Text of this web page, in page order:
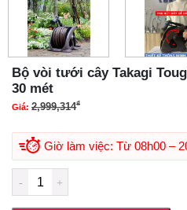
Bộ vòi tưới cây Takagi
30 mét
Giá: 2,999,314₫
Giờ làm việc: Từ 08h00 –